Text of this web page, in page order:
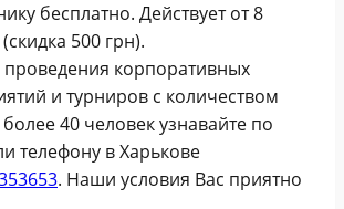
бесплатно. Действует от 8
500 грн).
проведения корпоративных
и турниров с количеством
40 человек узнавайте по
телефону в Харькове
. Наши условия Вас приятно